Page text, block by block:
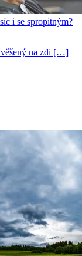
i se spropitným?
na zdi […]